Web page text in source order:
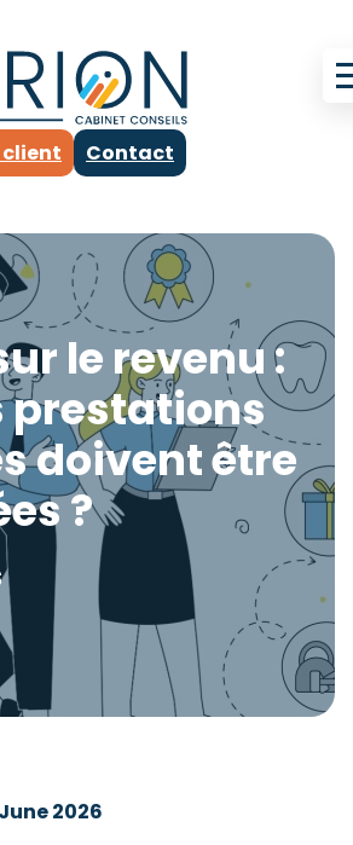
client Contact
le revenu :
prestations
doivent être
?
2026